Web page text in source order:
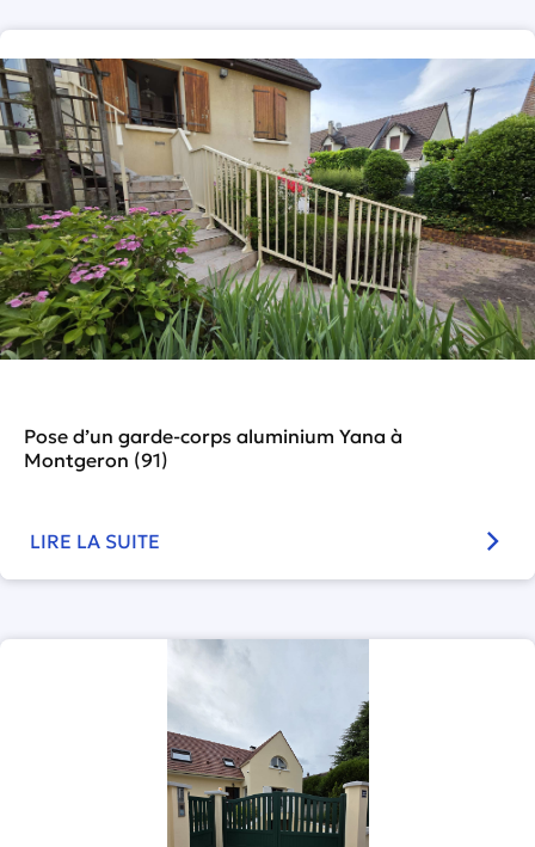
Pose d’un garde-corps aluminium Yana à
Montgeron (91)
LIRE LA SUITE